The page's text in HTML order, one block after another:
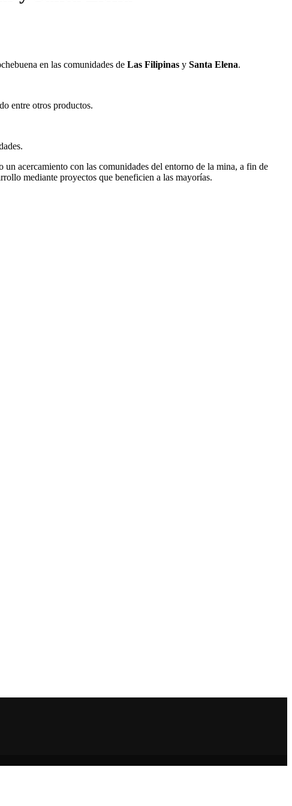
en las comunidades de Las Filipinas y Santa Elena.
entre otros productos.
acercamiento con las comunidades del entorno de la mina, a fin de
mediante proyectos que beneficien a las mayorías.